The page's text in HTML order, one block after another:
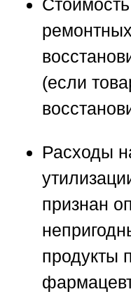
(если
Расходы
признан
продукты